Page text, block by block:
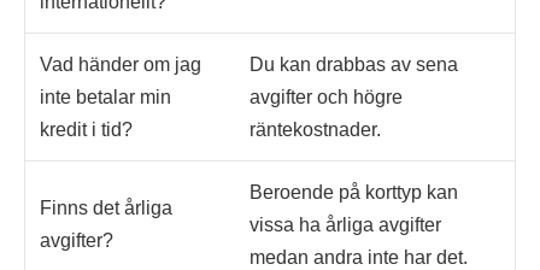
Vad händer om jag
inte betalar min
kredit i tid?
Du kan drabbas av sena
avgifter och högre
räntekostnader.
Finns det årliga
avgifter?
Beroende på korttyp kan
vissa ha årliga avgifter
medan andra inte har det.